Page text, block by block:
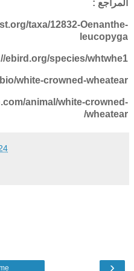
المراجع :
taxa/12832-Oenanthe-
leucopyga
ebird.org/species/whtwhe1
white-crowned-wheatear
animal/white-crowned-
wheatear/
›